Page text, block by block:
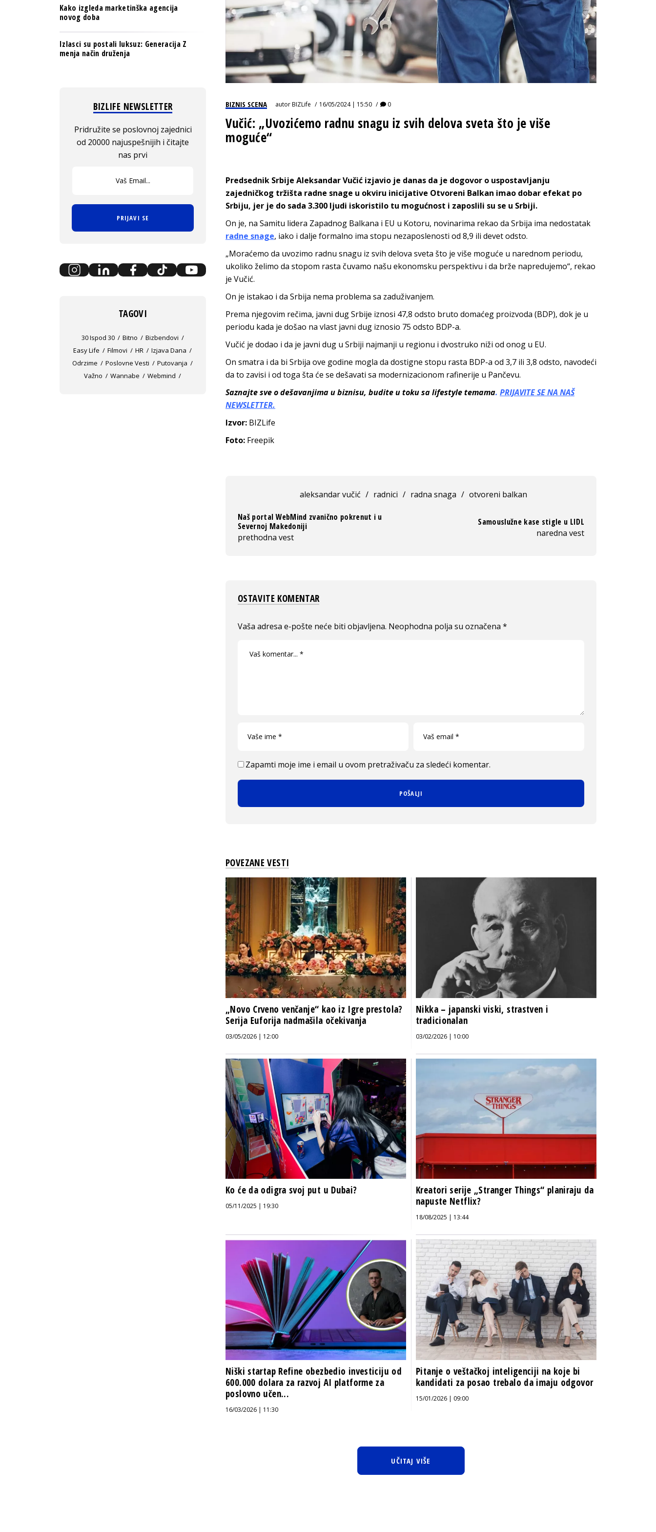
BIZNIS SCENA autorBIZLife 16/05/2024 | 15:50 0
Vučić: „Uvozićemo radnu snagu iz svih delova sveta što je više
moguće“
Predsednik Srbije Aleksandar Vučić izjavio je danas da je dogovor o uspostavljanju
zajedničkog tržišta radne snage u okviru inicijative Otvoreni Balkan imao dobar efekat po
Srbiju, jer je do sada 3.300 ljudi iskoristilo tu mogućnost i zaposlili su se u Srbiji.
On je, na Samitu lidera Zapadnog Balkana i EU u Kotoru, novinarima rekao da Srbija ima nedostatak
radne snage, iako i dalje formalno ima stopu nezaposlenosti od 8,9 ili devet odsto.
„Moraćemo da uvozimo radnu snagu iz svih delova sveta što je više moguće u narednom periodu,
ukoliko želimo da stopom rasta čuvamo našu ekonomsku perspektivu i da brže napredujemo“, rekao
je Vučić.
On je istakao i da Srbija nema problema sa zaduživanjem.
Prema njegovim rečima, javni dug Srbije iznosi 47,8 odsto bruto domaćeg proizvoda (BDP), dok je u
periodu kada je došao na vlast javni dug iznosio 75 odsto BDP-a.
Vučić je dodao i da je javni dug u Srbiji najmanji u regionu i dvostruko niži od onog u EU.
On smatra i da bi Srbija ove godine mogla da dostigne stopu rasta BDP-a od 3,7 ili 3,8 odsto, navodeći
da to zavisi i od toga šta će se dešavati sa modernizacionom rafinerije u Pančevu.
Saznajte sve o dešavanjima u biznisu, budite u toku sa lifestyle temama. PRIJAVITE SE NA NAŠ
NEWSLETTER.
Izvor: BIZLife
Foto: Freepik
aleksandar vučić / radnici / radna snaga / otvoreni balkan
Naš portal WebMind zvanično pokrenut i u
Severnoj Makedoniji
prethodna vest
Samouslužne kase stigle u LIDL
naredna vest
OSTAVITE KOMENTAR
Vaša adresa e-pošte neće biti objavljena. Neophodna polja su označena *
Zapamti moje ime i email u ovom pretraživaču za sledeći komentar.
POVEZANE VESTI
„Novo Crveno venčanje“ kao iz Igre prestola?
Serija Euforija nadmašila očekivanja
03/05/2026 | 12:00
Nikka – japanski viski, strastven i
tradicionalan
03/02/2026 | 10:00
Ko će da odigra svoj put u Dubai?
05/11/2025 | 19:30
Kreatori serije „Stranger Things“ planiraju da
napuste Netflix?
18/08/2025 | 13:44
Niški startap Refine obezbedio investiciju od
600.000 dolara za razvoj AI platforme za
poslovno učen...
16/03/2026 | 11:30
Pitanje o veštačkoj inteligenciji na koje bi
kandidati za posao trebalo da imaju odgovor
15/01/2026 | 09:00
UČITAJ VIŠE
Kako izgleda marketinška agencija
novog doba
Izlasci su postali luksuz: Generacija Z
menja način druženja
BIZLIFE NEWSLETTER
Pridružite se poslovnoj zajednici
od 20000 najuspešnijih i čitajte
nas prvi
PRIJAVI SE
TAGOVI
30 Ispod 30 Bitno
Bizbendovi
Easy Life
Filmovi HR
Izjava Dana
Odrzime
Poslovne Vesti
Putovanja
Važno
Wannabe Webmind